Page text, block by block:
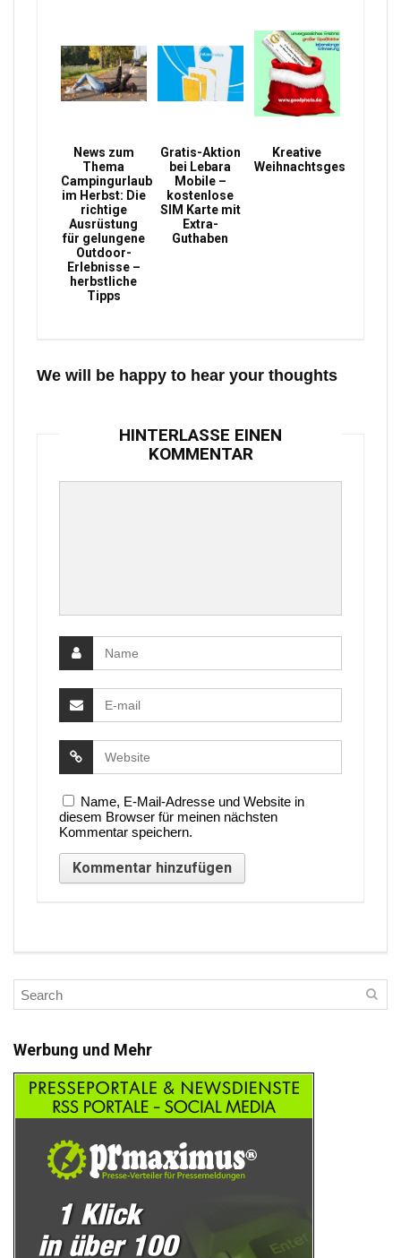
News zum
Thema
Campingurlaub
im Herbst: Die
richtige
Ausrüstung
für gelungene
Outdoor-
Erlebnisse –
herbstliche
Tipps
Gratis-Aktion
bei Lebara
Mobile –
kostenlose
SIM Karte mit
Extra-
Guthaben
Kreative
Weihnachtsgeschenke
We will be happy to hear your thoughts
HINTERLASSE EINEN
KOMMENTAR
Name, E-Mail-Adresse und Website in
diesem Browser für meinen nächsten
Kommentar speichern.
Werbung und Mehr